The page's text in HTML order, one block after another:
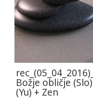
Božje obličje
(Yu) + Zen